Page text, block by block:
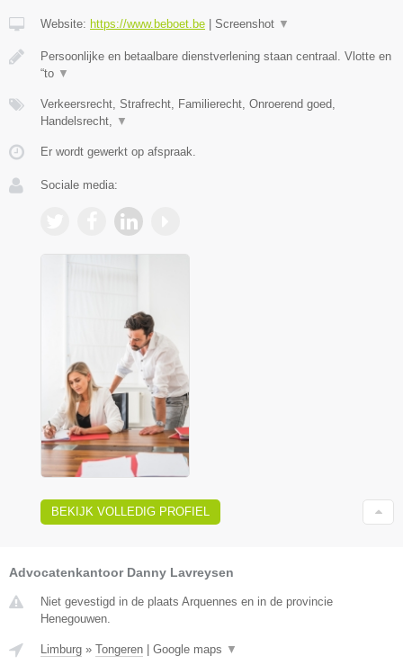
Website: https://www.beboet.be Screenshot ▼
Persoonlijke en betaalbare dienstverlening staan centraal. Vlotte en
“to ▼
Verkeersrecht, Strafrecht, Familierecht, Onroerend goed,
Handelsrecht, ▼
Er wordt gewerkt op afspraak.
Sociale media:
BEKIJK VOLLEDIG PROFIEL
Advocatenkantoor Danny Lavreysen
Niet gevestigd in de plaats Arquennes en in de provincie
Henegouwen.
Limburg » Tongeren Google maps ▼